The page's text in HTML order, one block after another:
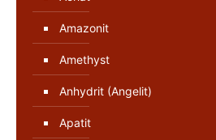
Amazonit
Amethyst
Anhydrit (Angelit)
Apatit